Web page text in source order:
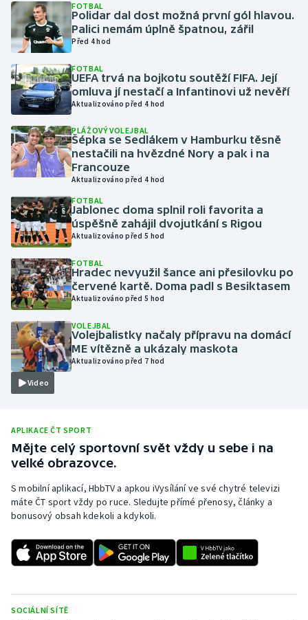
Gymnastika
Házená
Jezdectví
Judo
Krasobruslení
Lyže a snowboard
Moderní pětiboj
Motorsport
Parasport
Plavání
Ragby
Rychlobruslení
Rychlostní kanoistika
Short track
Stolní tenis
FOTBAL
Polidar dal dost možná první gól hlavou.
Palici nemám úplně špatnou, zářil
Před 4 hod
FOTBAL
UEFA trvá na bojkotu soutěží FIFA. Její
omluva jí nestačí a Infantinovi už nevěří
Aktualizováno před 4 hod
PLÁŽOVÝ VOLEJBAL
Šépka se Sedlákem v Hamburku těsně
nestačili na hvězdné Nory a pak i na
Francouze
Aktualizováno před 4 hod
FOTBAL
Jablonec doma splnil roli favorita a
úspěšně zahájil dvojutkání s Rigou
Aktualizováno před 5 hod
FOTBAL
Hradec nevyužil šance ani přesilovku po
červené kartě. Doma padl s Besiktasem
Aktualizováno před 5 hod
Video
VOLEJBAL
Volejbalistky načaly přípravu na domácí
ME vítězně a ukázaly maskota
Aktualizováno před 7 hod
APLIKACE ČT SPORT
Mějte celý sportovní svět vždy u sebe i na
velké obrazovce.
S mobilní aplikací, HbbTV a apkou iVysílání ve své chytré televizi
máte ČT sport vždy po ruce. Sledujte přímé přenosy, články a
bonusový obsah kdekoli a kdykoli.
SOCIÁLNÍ SÍTĚ